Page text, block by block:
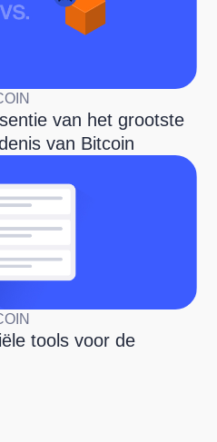
van het grootste
van Bitcoin
tools voor de